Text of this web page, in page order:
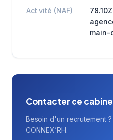
Activité (NAF)
main-
Contacter ce
Besoin d'un recrutement
CONNEX’RH.